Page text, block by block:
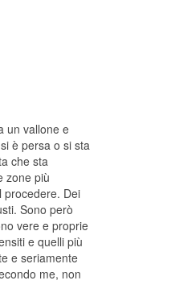
un vallone e
è persa o si sta
che sta
zone più
procedere. Dei
Sono però
vere e proprie
e quelli più
e seriamente
me, non